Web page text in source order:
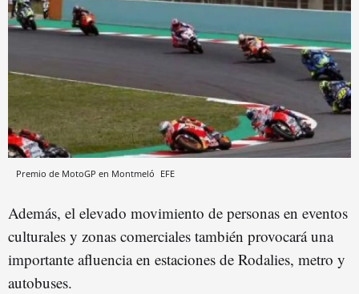
Premio de MotoGP en Montmeló EFE
Además, el elevado movimiento de personas en eventos
culturales y zonas comerciales también provocará una
importante afluencia en estaciones de Rodalies, metro y
autobuses.